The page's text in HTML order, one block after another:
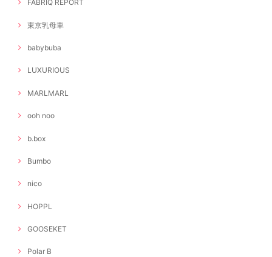
FABRIQ REPORT
東京乳母車
babybuba
LUXURIOUS
MARLMARL
ooh noo
b.box
Bumbo
nico
HOPPL
GOOSEKET
Polar B